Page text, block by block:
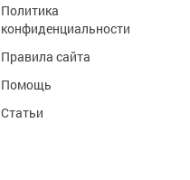
Политика
конфиденциальности
Правила сайта
Помощь
Статьи